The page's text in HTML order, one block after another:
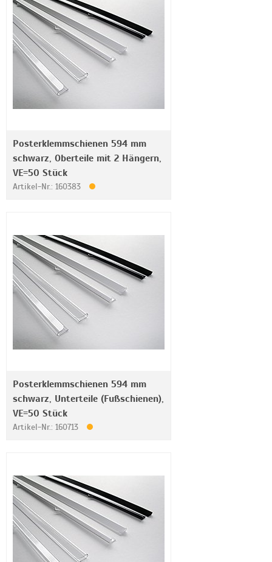
Posterklemmschienen 594 mm
schwarz, Oberteile mit 2 Hängern,
VE=50 Stück
Artikel-Nr.: 160383
Posterklemmschienen 594 mm
schwarz, Unterteile (Fußschienen),
VE=50 Stück
Artikel-Nr.: 160713